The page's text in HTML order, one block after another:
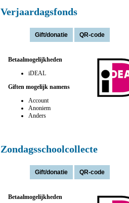
Verjaardagsfonds
Betaalmogelijkheden
iDEAL
Giften mogelijk namens
Account
Anoniem
Anders
Zondagsschoolcollecte
Betaalmogelijkheden